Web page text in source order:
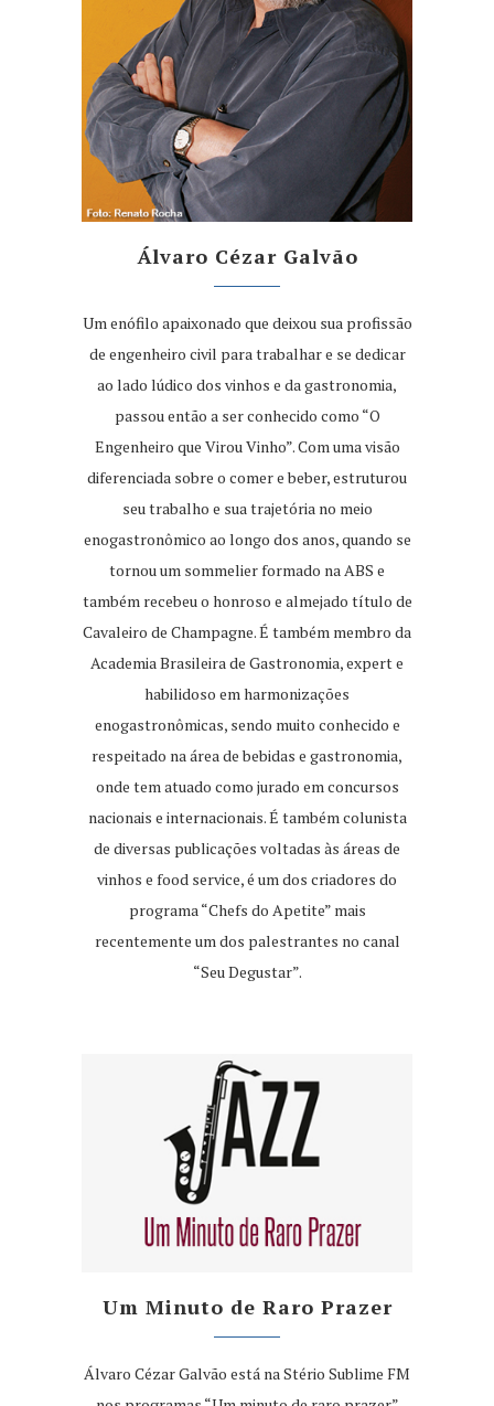
Álvaro Cézar Galvão
Um enófilo apaixonado que deixou sua profissão
de engenheiro civil para trabalhar e se dedicar
ao lado lúdico dos vinhos e da gastronomia,
passou então a ser conhecido como “O
Engenheiro que Virou Vinho”. Com uma visão
diferenciada sobre o comer e beber, estruturou
seu trabalho e sua trajetória no meio
enogastronômico ao longo dos anos, quando se
tornou um sommelier formado na ABS e
também recebeu o honroso e almejado título de
Cavaleiro de Champagne. É também membro da
Academia Brasileira de Gastronomia, expert e
habilidoso em harmonizações
enogastronômicas, sendo muito conhecido e
respeitado na área de bebidas e gastronomia,
onde tem atuado como jurado em concursos
nacionais e internacionais. É também colunista
de diversas publicações voltadas às áreas de
vinhos e food service, é um dos criadores do
programa “Chefs do Apetite” mais
recentemente um dos palestrantes no canal
“Seu Degustar”.
Um Minuto de Raro Prazer
Álvaro Cézar Galvão está na Stério Sublime FM